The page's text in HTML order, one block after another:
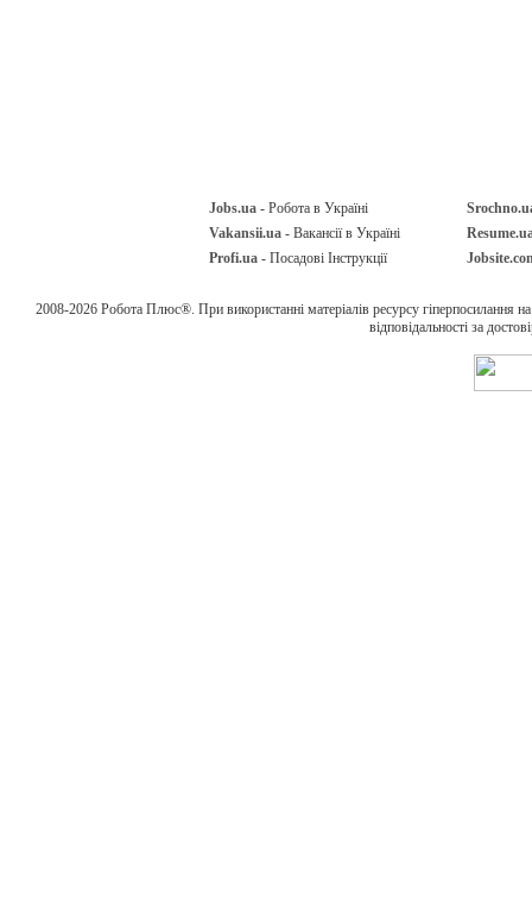
Jobs.ua - Робота в Україні
Vakansii.ua - Вакансії в Україні
Profi.ua - Посадові Інструкції
2008-2026 Робота Плюс®. При використанні матеріалів ресурсу гіперпосилання
відповідальності за